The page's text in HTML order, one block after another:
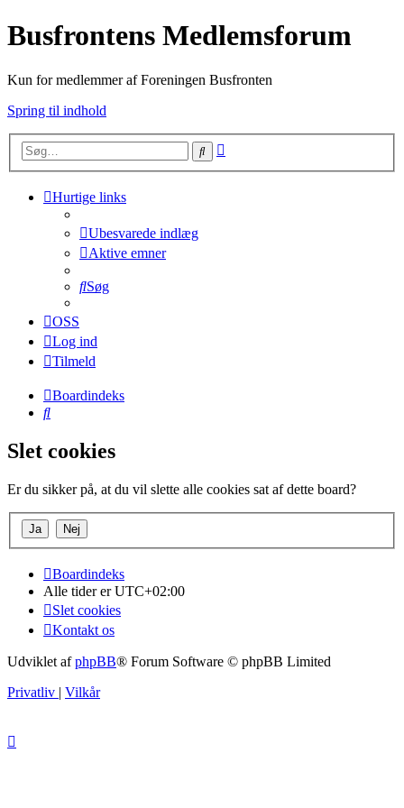
Busfrontens Medlemsforum
Kun for medlemmer af Foreningen Busfronten
Spring til indhold
Søg
Hurtige links
Ubesvarede indlæg
Aktive emner
Søg
OSS
Log ind
Tilmeld
Boardindeks
Søg
Slet cookies
Er du sikker på, at du vil slette alle cookies sat af dette board?
Boardindeks
Alle tider erUTC+02:00
Slet cookies
Kontakt os
Udviklet afphpBB® Forum Software © phpBB Limited
Privatliv | Vilkår